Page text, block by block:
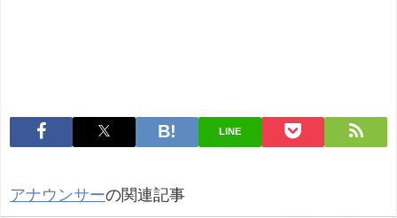
LINE
アナウンサーの関連記事